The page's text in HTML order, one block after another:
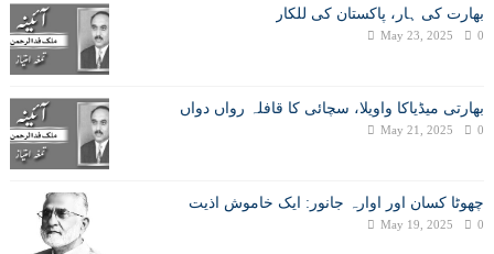
بھارت کی ہار، پاکستان کی للکار
May 23, 2025 0
بھارتی میڈیاکا واویلا، سچائی کا قافلہ رواں دواں
May 21, 2025 0
چھوٹا کسان اور اوارہ جانور: ایک خاموش اذیت
May 19, 2025 0